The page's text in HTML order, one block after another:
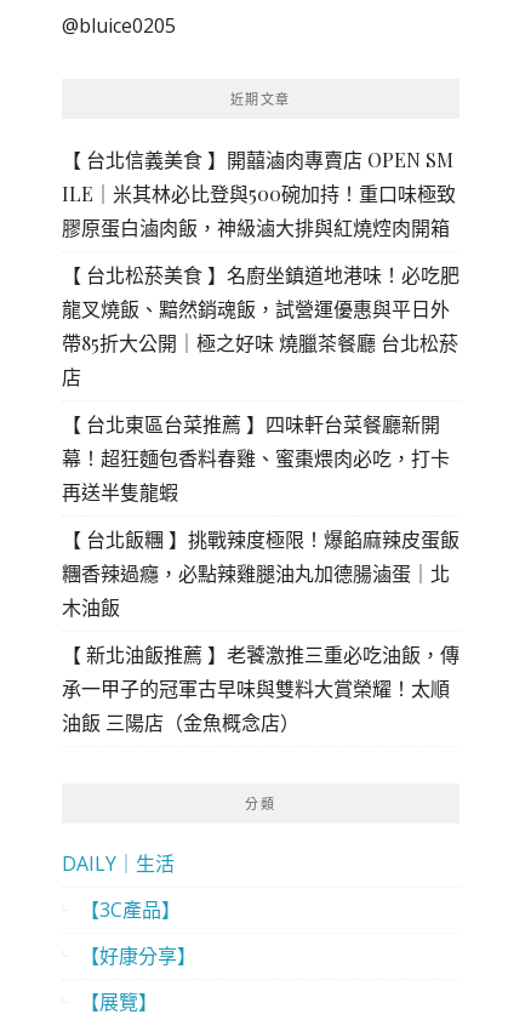
鍵
@bluice0205
近期文章
【 台北信義美食 】開囍滷肉專賣店 OPEN SM
ILE｜米其林必比登與500碗加持！重口味極致
膠原蛋白滷肉飯，神級滷大排與紅燒焢肉開箱
【 台北松菸美食 】名廚坐鎮道地港味！必吃肥
龍叉燒飯、黯然銷魂飯，試營運優惠與平日外
帶85折大公開｜極之好味 燒臘茶餐廳 台北松菸
店
【 台北東區台菜推薦 】四味軒台菜餐廳新開
幕！超狂麵包香料春雞、蜜棗煨肉必吃，打卡
再送半隻龍蝦
【 台北飯糰 】挑戰辣度極限！爆餡麻辣皮蛋飯
糰香辣過癮，必點辣雞腿油丸加德腸滷蛋｜北
木油飯
【 新北油飯推薦 】老饕激推三重必吃油飯，傳
承一甲子的冠軍古早味與雙料大賞榮耀！太順
油飯 三陽店（金魚概念店）
分類
DAILY｜生活
【3C產品】
【好康分享】
【展覽】